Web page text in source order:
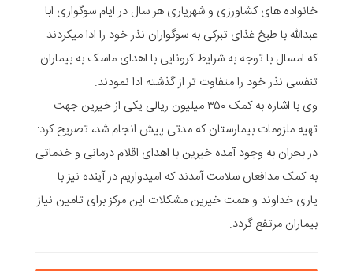
خانواده های کشاورزی و شهریاری هر سال در ایام سوگواری ابا
عبدالله با طبخ غذای تبرکی به سوگواران نذر خود را ادا میکردند
که امسال با توجه به شرایط کرونایی با اهدای ماسک به بیماران
تنفسی نذر خود را متفاوت تر از گذشته ادا نمودند.
وی با اشاره به کمک ۳۵۰ میلیون ریالی یکی از خیرین جهت
تهیه ملزومات بیمارستان که مدتی پیش انجام شد، تصریح کرد:
در بحران به وجود آمده خیرین با اهدای اقلام درمانی و خدماتی
به کمک مدافعان سلامت آمدند که امیدواریم در آینده نیز با
یاری خداوند و همت خیرین مشکلات این مرکز برای تامین نیاز
بیماران مرتفع گردد.